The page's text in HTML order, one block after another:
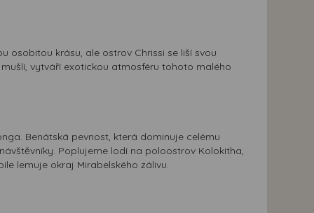
osobitou krásu, ale ostrov Chrissi se liší svou
vytváří exotickou atmosféru tohoto malého
Benátská pevnost, která dominuje celému
Poplujeme lodí na poloostrov Kolokitha,
lemuje okraj Mirabelského zálivu.